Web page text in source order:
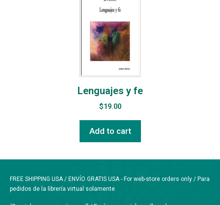
Lenguajes y fe
$19.00
Add to cart
FREE SHIPPING USA / ENVÍO GRATIS USA - For web-store orders only / Para
pedidos de la librería virtual solamente